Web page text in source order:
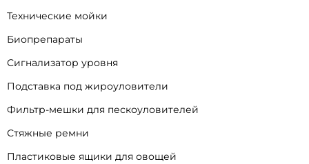
Технические мойки
Биопрепараты
Сигнализатор уровня
Подставка под жироуловители
Фильтр-мешки для пескоуловителей
Стяжные ремни
Пластиковые ящики для овощей